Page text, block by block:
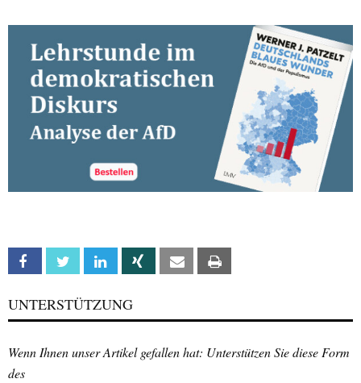
Facebook Twitter Linkedin Xing Email
UNTERSTÜTZUNG
Wenn Ihnen unser Artikel gefallen hat: Unterstützen Sie diese Form
des